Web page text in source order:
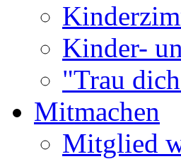
Kinder-
"Trau
Mitmachen
Mitglied